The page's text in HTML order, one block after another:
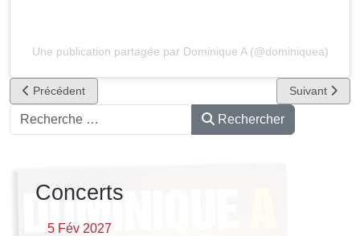
Une publication partagée par Dominique A (@dominiquea)
Article précédent : Le temps qui passe sans moi, 1er extrait de
Précédent Article
Suivant
Rechercher Rechercher
Concerts
5 Fév 2027